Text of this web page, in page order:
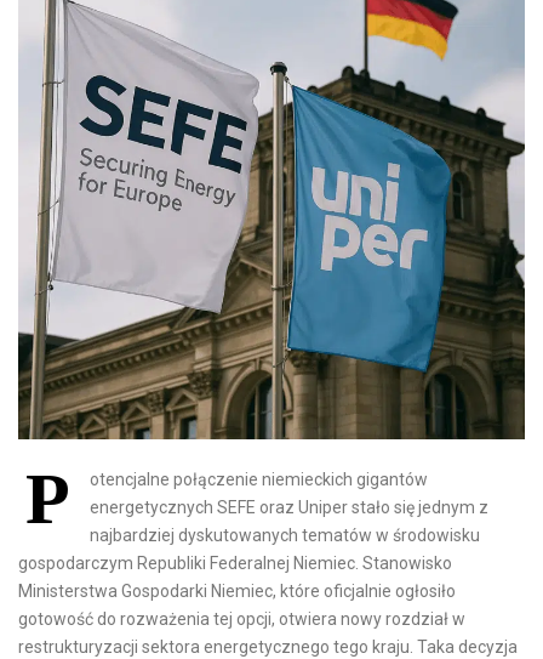
P
otencjalne połączenie niemieckich gigantów
energetycznych SEFE oraz Uniper stało się jednym z
najbardziej dyskutowanych tematów w środowisku
gospodarczym Republiki Federalnej Niemiec. Stanowisko
Ministerstwa Gospodarki Niemiec, które oficjalnie ogłosiło
gotowość do rozważenia tej opcji, otwiera nowy rozdział w
restrukturyzacji sektora energetycznego tego kraju. Taka decyzja